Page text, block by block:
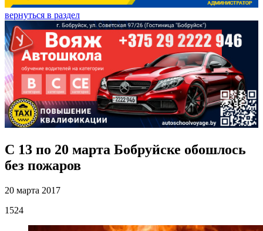
вернуться в раздел
С 13 по 20 марта Бобруйске обошлось
без пожаров
20 марта 2017
1524